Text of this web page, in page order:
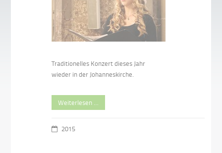
Traditionelles Konzert dieses Jahr
wieder in der Johanneskirche.
Weiterlesen …
2015